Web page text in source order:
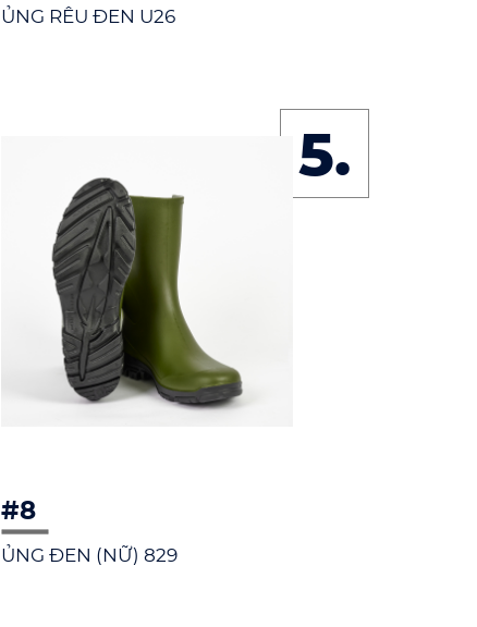
ỦNG RÊU ĐEN U26
5.
#8
ỦNG ĐEN (NỮ) 829